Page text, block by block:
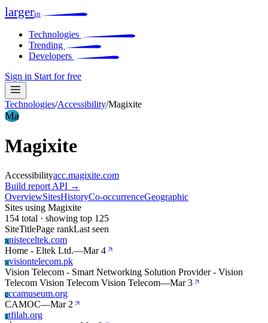
largerio
Technologies
Trending
Developers
Sign in Start for free
Technologies/Accessibility/Magixite
Ma
Magixite
Accessibilityacc.magixite.com
Build report API →
OverviewSitesHistoryCo-occurrenceGeographic
Sites using Magixite
154 total · showing top 125
SiteTitlePage rankLast seen
Nnisteceltek.com
Home - Eltek Ltd.—Mar 4
Vvisiontelecom.pk
Vision Telecom - Smart Networking Solution Provider - Vision
Telecom Vision Telecom Vision Telecom—Mar 3
Cccamuseum.org
CAMOC—Mar 2
Ttfilah.org